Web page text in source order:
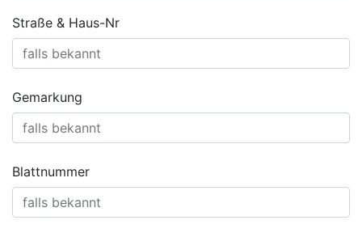
Straße & Haus-Nr
Gemarkung
Blattnummer